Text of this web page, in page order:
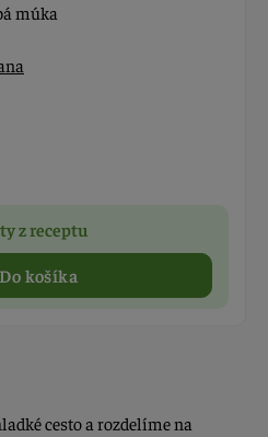
múka
z receptu
Do košíka
cesto a rozdelíme na